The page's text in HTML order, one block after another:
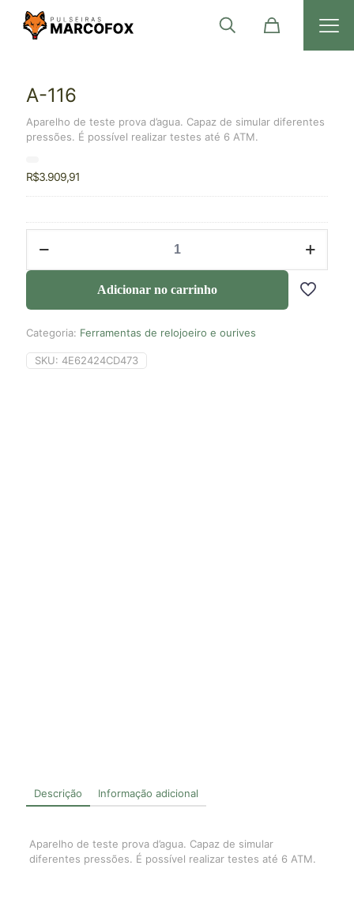
Descrição Informação adicional
Aparelho de teste prova d’agua. Capaz de simular
diferentes pressões. É possível realizar testes até 6 ATM.
A-116
Aparelho de teste prova d’agua. Capaz de simular diferentes
pressões. É possível realizar testes até 6 ATM.
R$3.909,91
Adicionar no carrinho
Categoria: Ferramentas de relojoeiro e ourives
SKU: 4E62424CD473